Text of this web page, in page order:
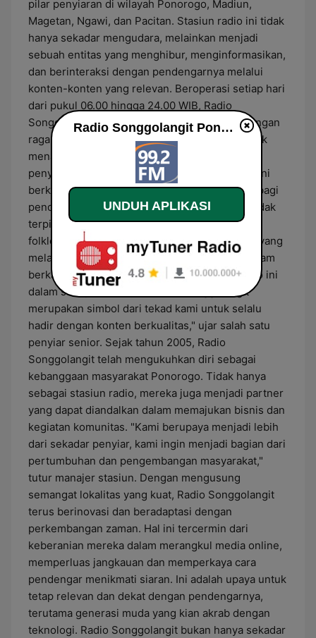
pilar penyiaran di wilayah Ponorogo, Madiun,
Magetan, Ngawi, dan Pacitan. Stasiun radio ini tidak
hanya sekadar mengudara, melainkan menjadi
sebuah entitas yang menghibur, menginformasikan,
dan berinteraksi dengan pendengarnya melalui
konten-konten yang relevan. Beroperasi setiap hari
dari pukul 06.00 hingga 24.00 WIB, Radio
Songgolangit mengisi hari-hari pendengar dengan
ragam program yang merangkum berbagai topik
menarik. Dari talk show yang mendalam hingga
penyampaian berita yang aktual, stasiun radio ini
berkomitmen untuk memberikan yang terbaik bagi
pendengarnya. Nama "Songgolangit" sendiri tidak
terpilih secara sembarangan. Terinspirasi dari
folklore lokal, Songgolangit adalah nama dewi yang
melambangkan keseriusan dan konsistensi dalam
berkarya, nilai yang ingin dihidupkan oleh radio ini
dalam setiap siarannya. "Nama Songgolangit
merupakan simbol dari tekad kami untuk selalu
hadir dengan konten berkualitas," ujar salah satu
penyiar senior. Sejak tahun 2005, Radio
Songgolangit telah mengukuhkan diri sebagai
kebanggaan masyarakat Ponorogo. Tidak hanya
sebagai stasiun radio, mereka juga menjadi partner
yang dapat diandalkan dalam memajukan bisnis dan
kegiatan komunitas. "Kami berupaya menjadi lebih
dari sekadar penyiar, kami ingin menjadi bagian dari
pertumbuhan dan pengembangan masyarakat,"
tutur manajer stasiun. Dengan mengusung
semangat lokalitas yang kuat, Radio Songgolangit
terus berinovasi dan beradaptasi dengan
perkembangan zaman. Hal ini tercermin dari
keberanian mereka dalam merangkul media online,
memperluas jangkauan dan memperkaya cara
pendengar menikmati siaran. Ini adalah upaya untuk
tetap relevan dan dekat dengan pendengarnya,
terutama generasi muda yang kian akrab dengan
teknologi. Radio Songgolangit bukan hanya sekadar
Radio Songgolangit Ponorogo live
UNDUH APLIKASI